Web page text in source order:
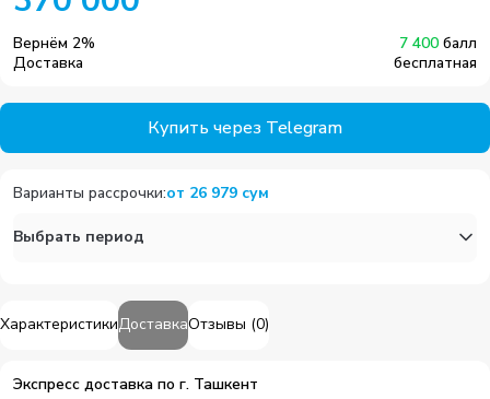
ХарактеристикиДоставкаОтзывы (0)
Экспресс доставка по г. Ташкент
Вернём 2% 7 400 балл
Доставка
бесплатная
Купить через Telegram
Варианты рассрочки:от 26 979 сум
Выбрать период